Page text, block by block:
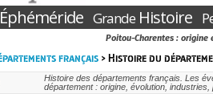
Éphéméride GrandeHistoire
Poitou-Charentes : origine
français> Histoire du
Histoire des départements français. Les
département : origine, évolution,